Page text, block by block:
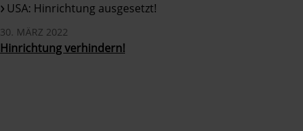
USA: Hinrichtung ausgesetzt!
30. MÄRZ 2022
Hinrichtung verhindern!